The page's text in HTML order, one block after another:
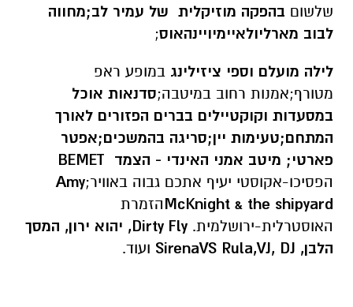
שלשום בהפקה מוזיקלית של עמיר לב;מחווה
לבוב מארליולאיימיויינהאוס;
לילה מועלם וספי ציזילינג במופע ראפ
מטורף;אמנות רחוב במיטבה;סדנאות אוכל
במסעדות וקוקטיילים בברים הפזורים לאורך
המתחם;טעימות יין;סריגה בהמשכים;אפטר
פארטי; מיטב אמני האינדי - הצמד BEMET
הפסיכו-אקוסטי יעיף אתכם גבוה באוויר;Amy
McKnight & the shipyardהזמרת
האוסטרלית-ירושלמית. Dirty Fly, יהוא ירון, המסך
הלבן,
SirenaVS Rula,VJ, DJ ועוד.